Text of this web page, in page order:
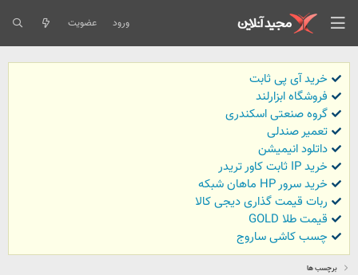
ورود عضویت
خرید آی پی ثابت
فروشگاه ابزارلند
گروه صنعتی اسکندری
تعمیر صندلی
داتلود انیمیشن
خرید IP ثابت کاور تریدر
خرید سرور HP ماهان شبکه
ربات قیمت گذاری دیجی کالا
قیمت طلا GOLD
چسب کاشی ساروج
برچسب ها